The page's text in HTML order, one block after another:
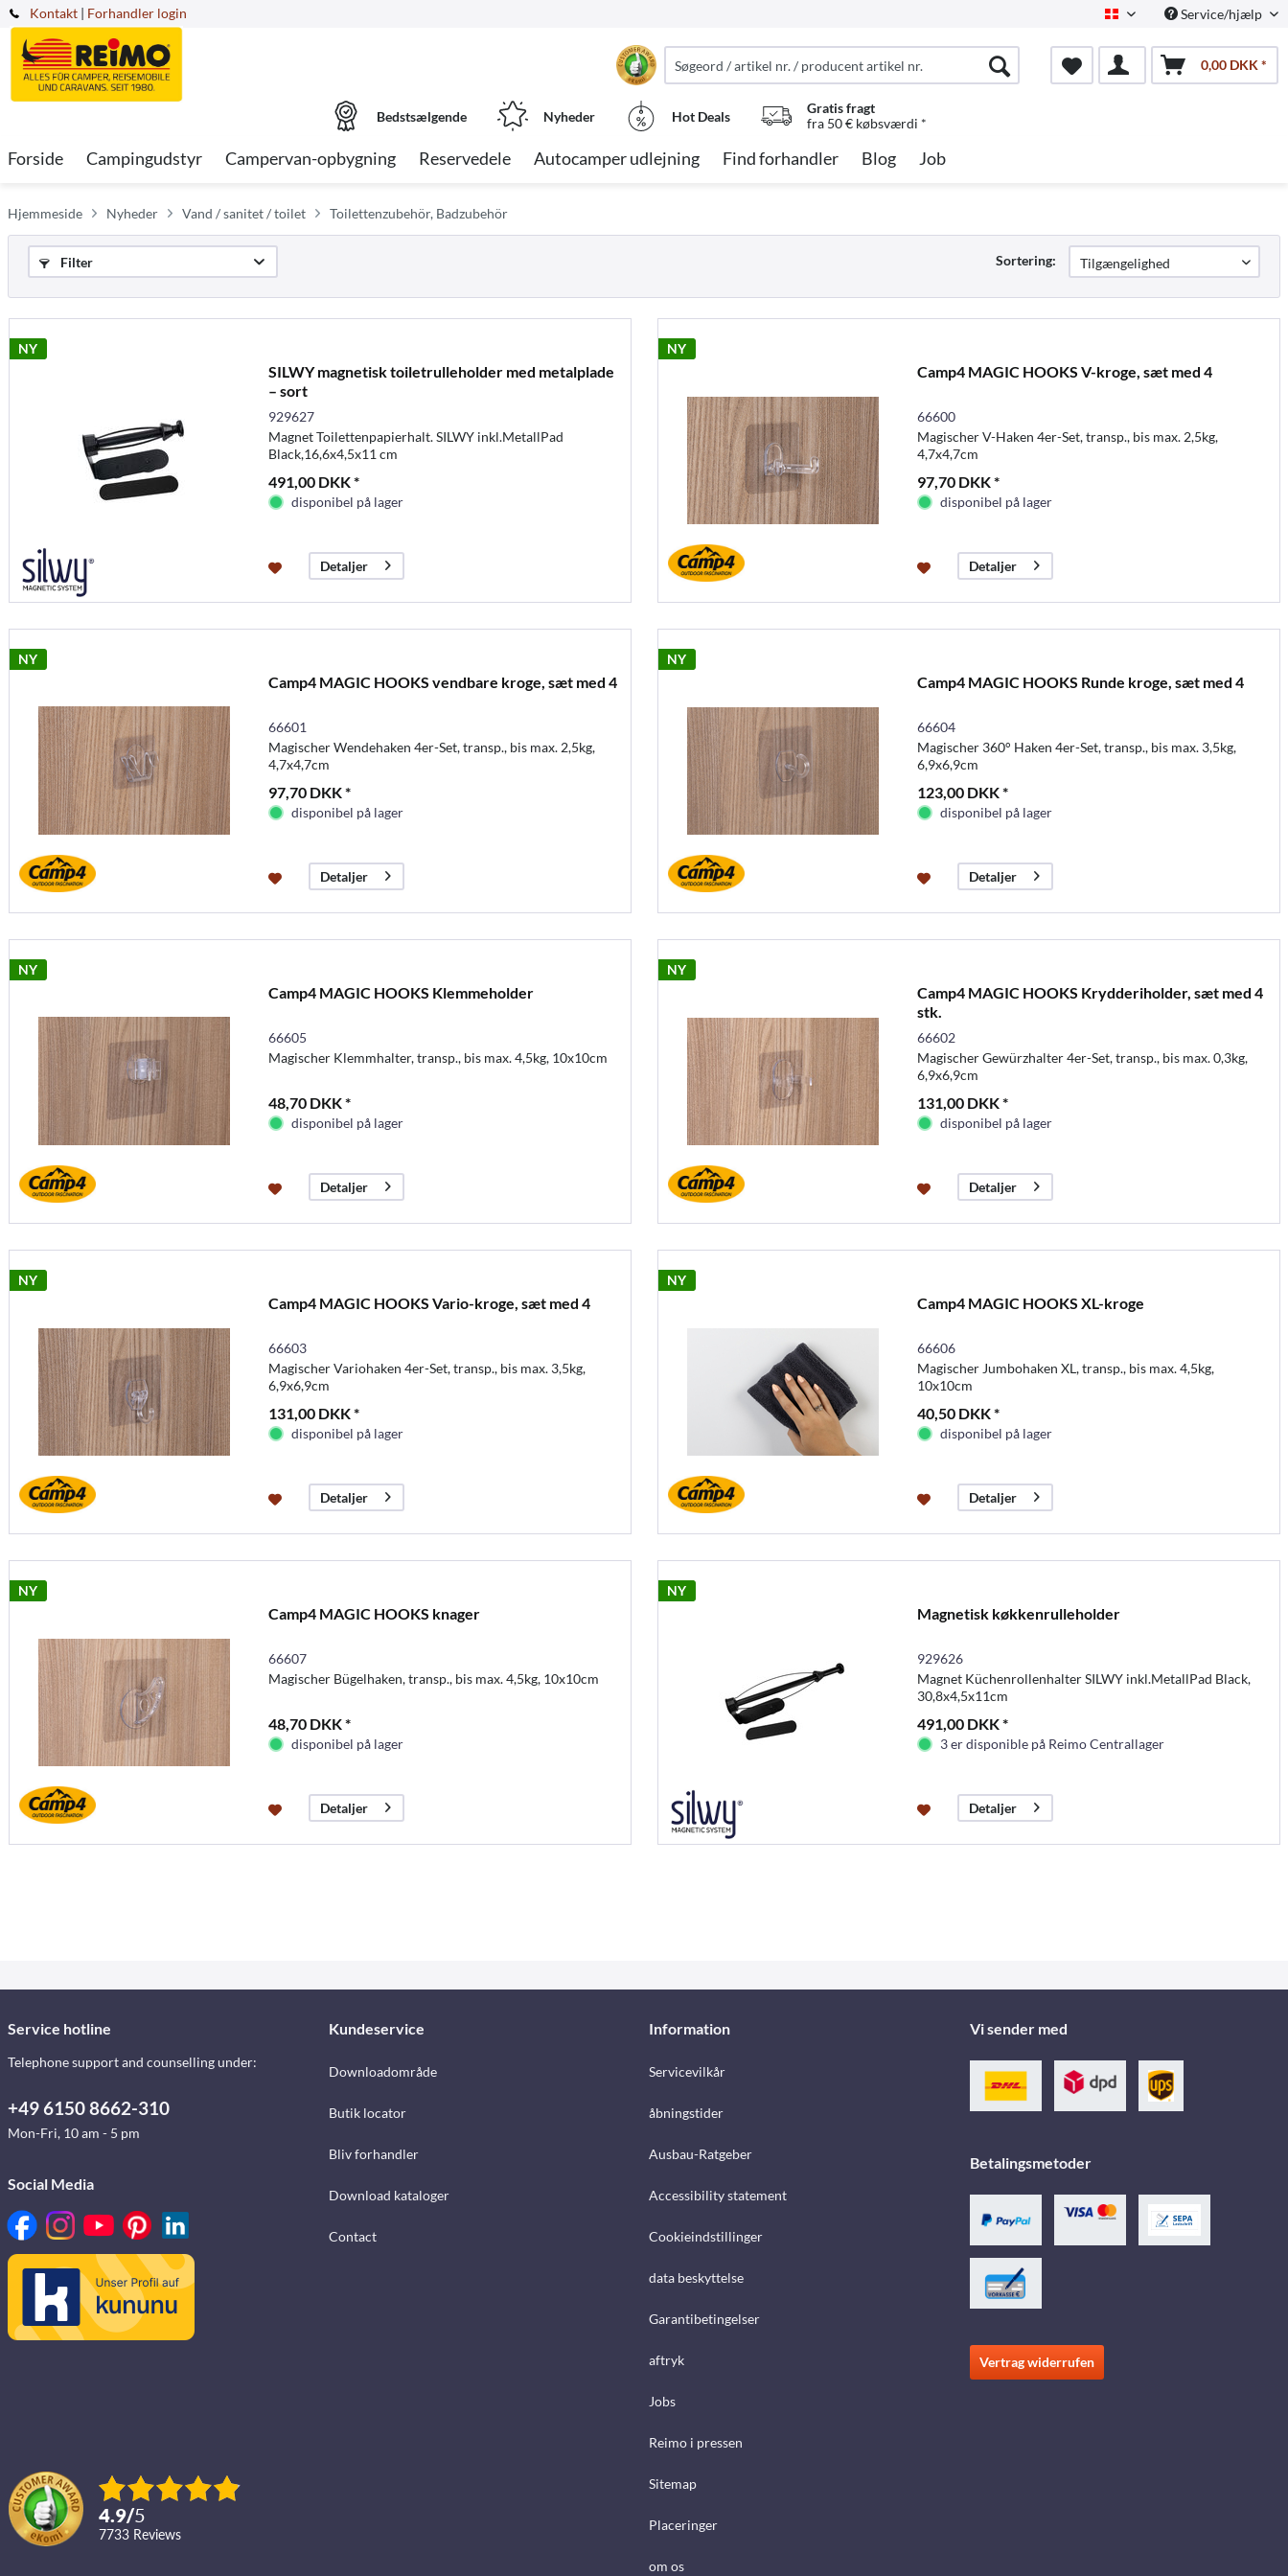
Kontakt Dansk Service/hjælp
| Forhandler login
0,00 DKK *
Bedstsælgende Nyheder Hot Deals
Gratis fragt
fra 50 € købsværdi *
Forside Campingudstyr Campervan-opbygning Reservedele Autocamper udlejning Find forhandler Blog Job
Hjemmeside Nyheder Vand / sanitet / toilet Toilettenzubehör, Badzubehör
Filter Sortering:
NY
SILWY magnetisk toiletrulleholder med metalplade
– sort
929627
Magnet Toilettenpapierhalt. SILWY inkl.MetallPad
Black,16,6x4,5x11 cm
491,00 DKK *
disponibel på lager
Detaljer
NY
Camp4 MAGIC HOOKS V-kroge, sæt med 4
66600
Magischer V-Haken 4er-Set, transp., bis max. 2,5kg,
4,7x4,7cm
97,70 DKK *
disponibel på lager
Detaljer
NY
Camp4 MAGIC HOOKS vendbare kroge, sæt med 4
66601
Magischer Wendehaken 4er-Set, transp., bis max. 2,5kg,
4,7x4,7cm
97,70 DKK *
disponibel på lager
Detaljer
NY
Camp4 MAGIC HOOKS Runde kroge, sæt med 4
66604
Magischer 360° Haken 4er-Set, transp., bis max. 3,5kg,
6,9x6,9cm
123,00 DKK *
disponibel på lager
Detaljer
NY
Camp4 MAGIC HOOKS Klemmeholder
66605
Magischer Klemmhalter, transp., bis max. 4,5kg, 10x10cm
48,70 DKK *
disponibel på lager
Detaljer
NY
Camp4 MAGIC HOOKS Krydderiholder, sæt med 4
stk.
66602
Magischer Gewürzhalter 4er-Set, transp., bis max. 0,3kg,
6,9x6,9cm
131,00 DKK *
disponibel på lager
Detaljer
NY
Camp4 MAGIC HOOKS Vario-kroge, sæt med 4
66603
Magischer Variohaken 4er-Set, transp., bis max. 3,5kg,
6,9x6,9cm
131,00 DKK *
disponibel på lager
Detaljer
NY
Camp4 MAGIC HOOKS XL-kroge
66606
Magischer Jumbohaken XL, transp., bis max. 4,5kg,
10x10cm
40,50 DKK *
disponibel på lager
Detaljer
NY
Camp4 MAGIC HOOKS knager
66607
Magischer Bügelhaken, transp., bis max. 4,5kg, 10x10cm
48,70 DKK *
disponibel på lager
Detaljer
NY
Magnetisk køkkenrulleholder
929626
Magnet Küchenrollenhalter SILWY inkl.MetallPad Black,
30,8x4,5x11cm
491,00 DKK *
3 er disponible på Reimo Centrallager
Detaljer
Service hotline
Telephone support and counselling under:
+49 6150 8662-310
Mon-Fri, 10 am - 5 pm
Social Media
4.9/5
7733 reviews
Kundeservice
Downloadområde
Butik locator
Bliv forhandler
Download kataloger
Contact
Information
Servicevilkår
åbningstider
Ausbau-Ratgeber
Accessibility statement
Cookieindstillinger
data beskyttelse
Garantibetingelser
aftryk
Jobs
Reimo i pressen
Sitemap
Placeringer
om os
Vi sender med
Betalingsmetoder
Vertrag widerrufen